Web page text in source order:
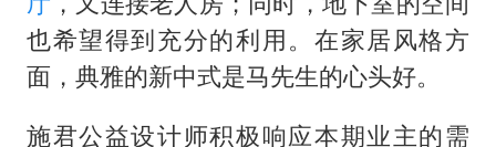
大，对于新房来说关键是进行合理的布
置。业主家的面积较大，能满足一家人的
日常起居生活，因此需要在细节上进行改
良，让各方面都更具有品质感。需要考虑